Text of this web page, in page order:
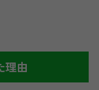
理由